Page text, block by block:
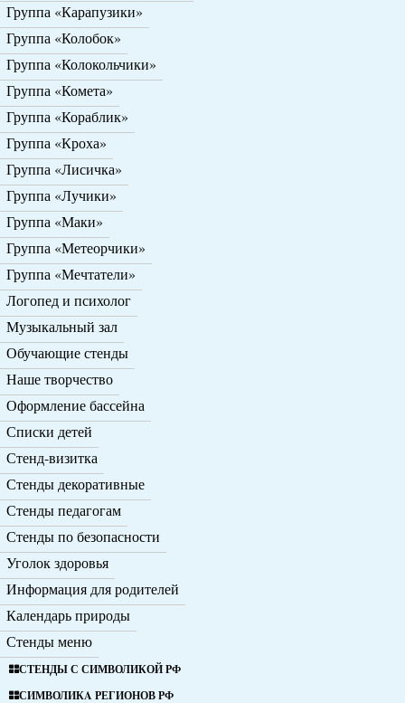
Группа «Карапузики»
Группа «Колобок»
Группа «Колокольчики»
Группа «Комета»
Группа «Кораблик»
Группа «Кроха»
Группа «Лисичка»
Группа «Лучики»
Группа «Маки»
Группа «Метеорчики»
Группа «Мечтатели»
Логопед и психолог
Музыкальный зал
Обучающие стенды
Наше творчество
Оформление бассейна
Списки детей
Стенд-визитка
Стенды декоративные
Стенды педагогам
Стенды по безопасности
Уголок здоровья
Информация для родителей
Календарь природы
Стенды меню
СТЕНДЫ С СИМВОЛИКОЙ РФ
СИМВОЛИКA РЕГИОНОВ РФ